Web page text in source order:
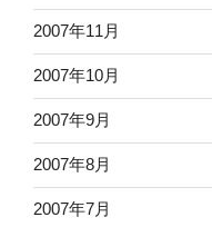
2007年11月
2007年10月
2007年9月
2007年8月
2007年7月